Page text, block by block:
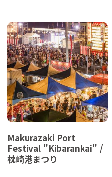
Makurazaki Port
Festival "Kibarankai" /
枕崎港まつり